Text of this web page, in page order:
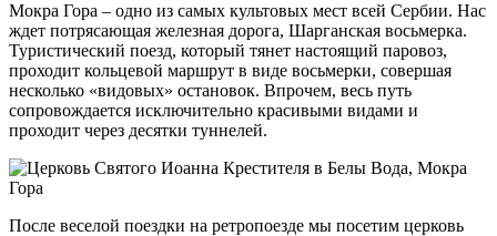
Мокра Гора – одно из самых культовых мест всей Сербии. Нас
ждет потрясающая железная дорога, Шарганская восьмерка.
Туристический поезд, который тянет настоящий паровоз,
проходит кольцевой маршрут в виде восьмерки, совершая
несколько «видовых» остановок. Впрочем, весь путь
сопровождается исключительно красивыми видами и
проходит через десятки туннелей.
После веселой поездки на ретропоезде мы посетим церковь